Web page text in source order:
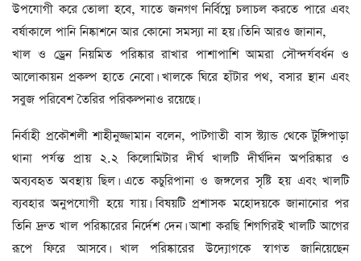
উপযোগী করে তোলা হবে, যাতে জনগণ নির্বিঘ্নে চলাচল করতে পারে এবং
বর্ষাকালে পানি নিষ্কাশনে আর কোনো সমস্যা না হয়। তিনি আরও জানান,
খাল ও ড্রেন নিয়মিত পরিষ্কার রাখার পাশাপাশি আমরা সৌন্দর্যবর্ধন ও
আলোকায়ন প্রকল্প হাতে নেবো। খালকে ঘিরে হাঁটার পথ, বসার স্থান এবং
সবুজ পরিবেশ তৈরির পরিকল্পনাও রয়েছে।
নির্বাহী প্রকৌশলী শাহীনুজ্জামান বলেন, পাটগাতী বাস স্ট্যান্ড থেকে টুঙ্গিপাড়া
থানা পর্যন্ত প্রায় ২.২ কিলোমিটার দীর্ঘ খালটি দীর্ঘদিন অপরিষ্কার ও
অব্যবহৃত অবস্থায় ছিল। এতে কচুরিপানা ও জঙ্গলের সৃষ্টি হয় এবং খালটি
ব্যবহার অনুপযোগী হয়ে যায়। বিষয়টি প্রশাসক মহোদয়কে জানানোর পর
তিনি দ্রুত খাল পরিষ্কারের নির্দেশ দেন। আশা করছি শিগগিরই খালটি আগের
রূপে ফিরে আসবে। খাল পরিষ্কারের উদ্যোগকে স্বাগত জানিয়েছেন